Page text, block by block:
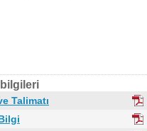
bilgileri
Talimatı